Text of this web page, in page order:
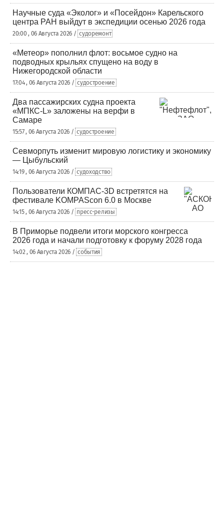
Научные суда «Эколог» и «Посейдон» Карельского
центра РАН выйдут в экспедиции осенью 2026 года
20:00 , 06 Августа 2026 / судоремонт
«Метеор» пополнил флот: восьмое судно на
подводных крыльях спущено на воду в
Нижегородской области
17:04 , 06 Августа 2026 / судостроение
Два пассажирских судна проекта
«МПКС-L» заложены на верфи в
Самаре
15:57 , 06 Августа 2026 / судостроение
Севморпуть изменит мировую логистику и экономику
— Цыбульский
14:19 , 06 Августа 2026 / судоходство
Пользователи КОМПАС-3D встретятся на
фестивале KOMPAScon 6.0 в Москве
14:15 , 06 Августа 2026 / пресс-релизы
В Приморье подвели итоги морского конгресса
2026 года и начали подготовку к форуму 2028 года
14:02 , 06 Августа 2026 / события